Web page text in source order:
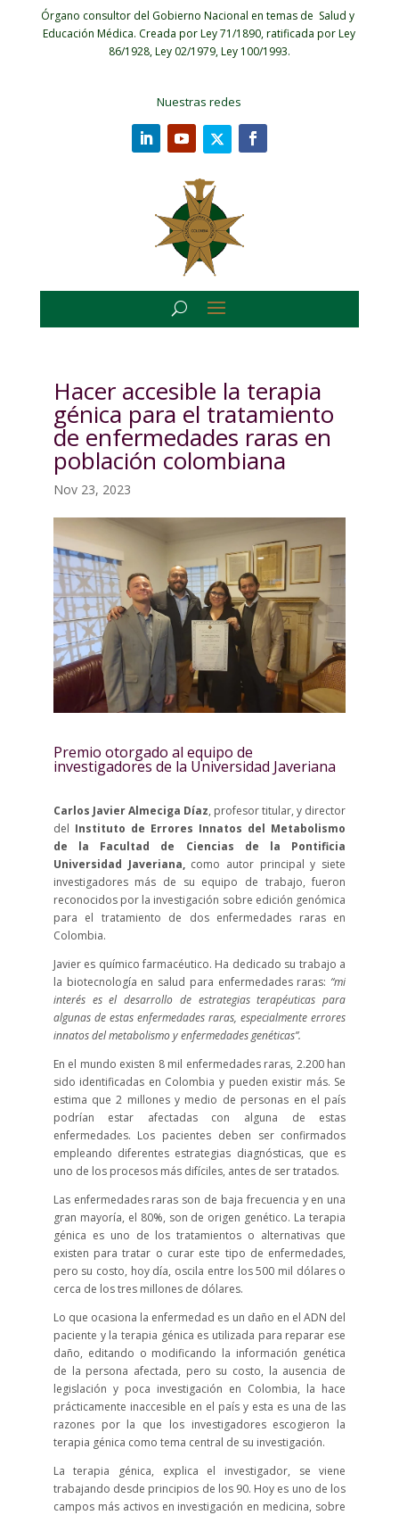
Órgano consultor del Gobierno Nacional en temas de Salud y
Educación Médica. Creada por Ley 71/1890, ratificada por Ley
86/1928, Ley 02/1979, Ley 100/1993.
Nuestras redes
Hacer accesible la terapia
génica para el tratamiento
de enfermedades raras en
población colombiana
Nov 23, 2023
Premio otorgado al equipo de
investigadores de la Universidad Javeriana
Carlos Javier Almeciga Díaz, profesor titular, y director
del Instituto de Errores Innatos del Metabolismo
de la Facultad de Ciencias de la Pontificia
Universidad Javeriana,como autor principal y siete
investigadores más de su equipo de trabajo, fueron
reconocidos por la investigación sobre edición genómica
para el tratamiento de dos enfermedades raras en
Colombia.
Javier es químico farmacéutico. Ha dedicado su trabajo a
la biotecnología en salud para enfermedades raras: “mi
interés es el desarrollo de estrategias terapéuticas para
algunas de estas enfermedades raras, especialmente errores
innatos del metabolismo y enfermedades genéticas”.
En el mundo existen 8 mil enfermedades raras, 2.200 han
sido identificadas en Colombia y pueden existir más. Se
estima que 2 millones y medio de personas en el país
podrían estar afectadas con alguna de estas
enfermedades. Los pacientes deben ser confirmados
empleando diferentes estrategias diagnósticas, que es
uno de los procesos más difíciles, antes de ser tratados.
Las enfermedades raras son de baja frecuencia y en una
gran mayoría, el 80%, son de origen genético. La terapia
génica es uno de los tratamientos o alternativas que
existen para tratar o curar este tipo de enfermedades,
pero su costo, hoy día, oscila entre los 500 mil dólares o
cerca de los tres millones de dólares.
Lo que ocasiona la enfermedad es un daño en el ADN del
paciente y la terapia génica es utilizada para reparar ese
daño, editando o modificando la información genética
de la persona afectada, pero su costo, la ausencia de
legislación y poca investigación en Colombia, la hace
prácticamente inaccesible en el país y esta es una de las
razones por la que los investigadores escogieron la
terapia génica como tema central de su investigación.
La terapia génica, explica el investigador, se viene
trabajando desde principios de los 90. Hoy es uno de los
campos más activos en investigación en medicina, sobre